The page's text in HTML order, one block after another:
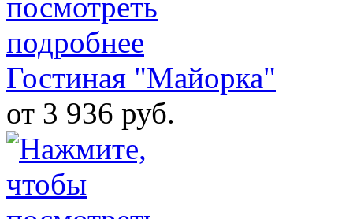
Гостиная "Майорка"
от 3 936 руб.